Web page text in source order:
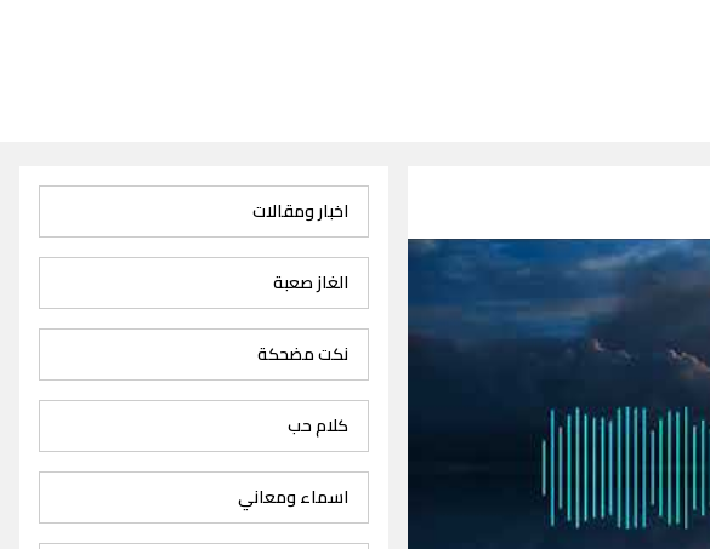
اخبار ومقالات
الغاز صعبة
نكت مضحكة
كلام حب
اسماء ومعاني